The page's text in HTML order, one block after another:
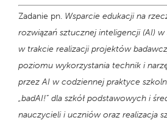
Zadanie pn. Wsparcie edukacji na
rozwiązań sztucznej inteligencji (AI)
w trakcie realizacji projektów
poziomu wykorzystania technik i
przez AI w codziennej praktyce
„badAI!” dla szkół podstawowych i
nauczycieli i uczniów oraz realizacja